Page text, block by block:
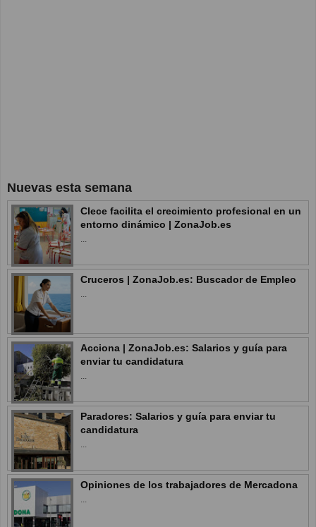
Nuevas esta semana
Clece facilita el crecimiento profesional en un
entorno dinámico | ZonaJob.es
Cruceros | ZonaJob.es: Buscador de Empleo
Acciona | ZonaJob.es: Salarios y guía para
enviar tu candidatura
Paradores: Salarios y guía para enviar tu
candidatura
Opiniones de los trabajadores de Mercadona